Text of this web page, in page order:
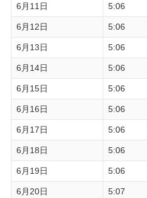
6月11日 5:06
6月12日 5:06
6月13日 5:06
6月14日 5:06
6月15日 5:06
6月16日 5:06
6月17日 5:06
6月18日 5:06
6月19日 5:06
6月20日 5:07